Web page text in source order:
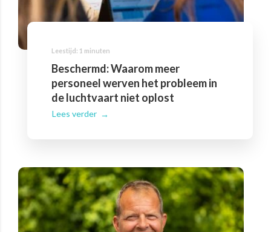
Beschermd: Waarom meer
personeel werven het probleem in
de luchtvaart niet oplost
Lees verder